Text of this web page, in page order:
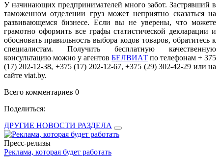
У начинающих предпринимателей много забот. Застрявший в
таможенном отделении груз может неприятно сказаться на
развивающемся бизнесе. Если вы не уверены, что можете
грамотно оформить все графы статистической декларации и
обосновать правильность выбора кодов товаров, обратитесь к
специалистам. Получить бесплатную качественную
консультацию можно у агентов БЕЛВИАТ по телефонам + 375
(17) 202-12-38, +375 (17) 202-12-67, +375 (29) 302-42-29 или на
сайте viat.by.
Всего комментариев 0
Поделиться:
ДРУГИЕ НОВОСТИ РАЗДЕЛА
Пресс-релизы
Реклама, которая будет работать